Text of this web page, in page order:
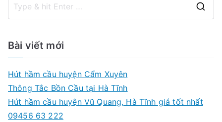
giá
rẻ
Gọi:
09456
63
Bài viết mới
Hút hầm cầu huyện Cẩm Xuyên
Thông Tắc Bồn Cầu tại Hà Tĩnh
Hút hầm cầu huyện Vũ Quang, Hà Tĩnh giá tốt nhất
09456 63 222